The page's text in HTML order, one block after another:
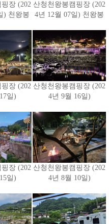
장 (202
) 천왕봉
산청천왕봉캠핑장 (202
4년 12월 07일) 천왕봉
장 (202
일)
산청천왕봉캠핑장 (202
4년 9월 16일)
장 (202
일)
산청천왕봉캠핑장 (202
4년 8월 10일)